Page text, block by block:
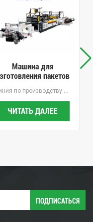
Машина для
пакетов
подушкой
Линия по производству мешков с воздушной подушкой (двойная коррекция и двойная обмотка) разработаны нашей компанией в соответствии с требованиями рынка. В исходную конструкцию добавлена двойная корректирующая подача материала. Он подходит для коэкструзионной пленки PE и рулонов других материалов для производства различных мешков с воздушной колонной, воздушной подушки и мешков для хранения.
ЧИТАТЬ ДАЛЕЕ